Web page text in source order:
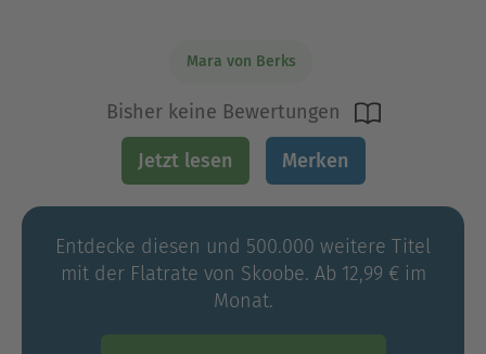
Mara von Berks
Bisher keine Bewertungen
Jetzt lesen Merken
Entdecke diesen und 500.000 weitere Titel
mit der Flatrate von Skoobe. Ab 12,99 € im
Monat.